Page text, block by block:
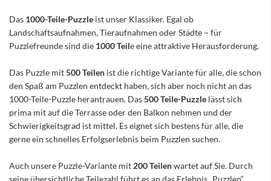
Das 1000-Teile-Puzzle ist unser Klassiker. Egal ob
Landschaftsaufnahmen, Tieraufnahmen oder Städte – für
Puzzlefreunde sind die 1000 Teile eine attraktive Herausforderung.
Das Puzzle mit500 Teilen ist die richtige Variante für alle, die schon
den Spaß am Puzzlen entdeckt haben, sich aber noch nicht an das
1000-Teile-Puzzle herantrauen. Das500 Teile-Puzzle lässt sich
prima mit auf die Terrasse oder den Balkon nehmen und der
Schwierigkeitsgrad ist mittel. Es eignet sich bestens für alle, die
gerne ein schnelles Erfolgserlebnis beim Puzzlen suchen.
Auch unsere Puzzle-Variante mit 200 Teilenwartet auf Sie. Durch
seine übersichtliche Teilezahl führt es an das Erlebnis „Puzzlen“